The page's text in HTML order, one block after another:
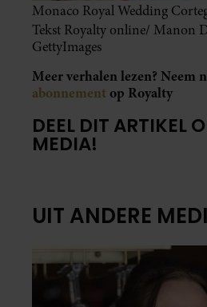
Monaco Royal Wedding
Tekst Royalty online/ Manon
GettyImages
Meer verhalen lezen? Neem
abonnement op Royalty
DEEL DIT ARTIKEL
MEDIA!
UIT ANDERE